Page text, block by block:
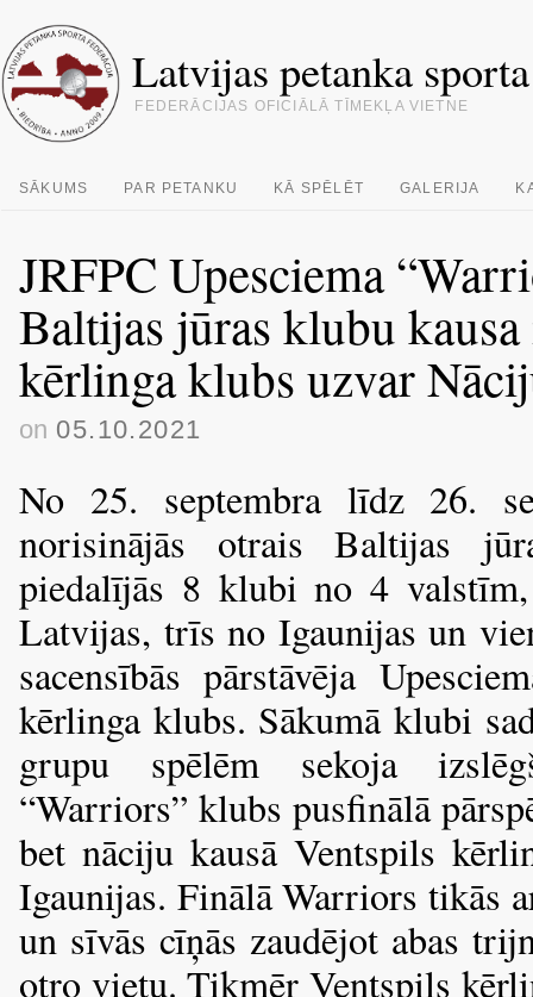
Latvijas petanka
FEDERĀCIJAS OFICIĀLĀ TĪMEKĻA VIETNE
SĀKUMS PAR PETANKU KĀ SPĒLĒT GALERIJA
JRFPC Upesciema
Baltijas jūras klubu
kērlinga klubs uzvar
on 05.10.2021
No 25. septembra līdz 26.
norisinājās otrais Baltijas
piedalījās 8 klubi no 4
Latvijas, trīs no Igaunijas un
sacensībās pārstāvēja
kērlinga klubs. Sākumā klubi
grupu spēlēm sekoja
“Warriors” klubs pusfinālā
bet nāciju kausā Ventspils
Igaunijas. FinālāWarriors tikās
un sīvās cīņās zaudējot abas
otro vietu. Tikmēr Ventspils